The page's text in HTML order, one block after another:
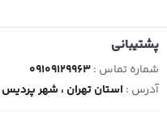
پشتیبانی
شماره تماس :09109129963
آدرس : استان تهران ، شهر پردیس